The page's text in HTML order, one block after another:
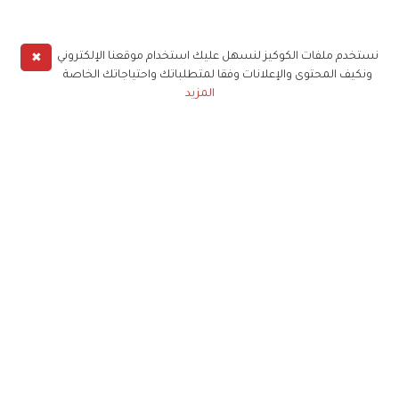
✖
نستخدم ملفات الكوكيز لنسهل عليك استخدام موقعنا الإلكتروني
ونكيف المحتوى والإعلانات وفقا لمتطلباتك واحتياجاتك الخاصة
المزيد